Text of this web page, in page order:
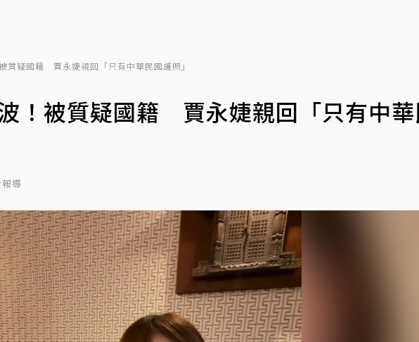
質疑國籍 賈永婕親回「只有中華民國護照」
！被質疑國籍 賈永婕親回「只有中
導